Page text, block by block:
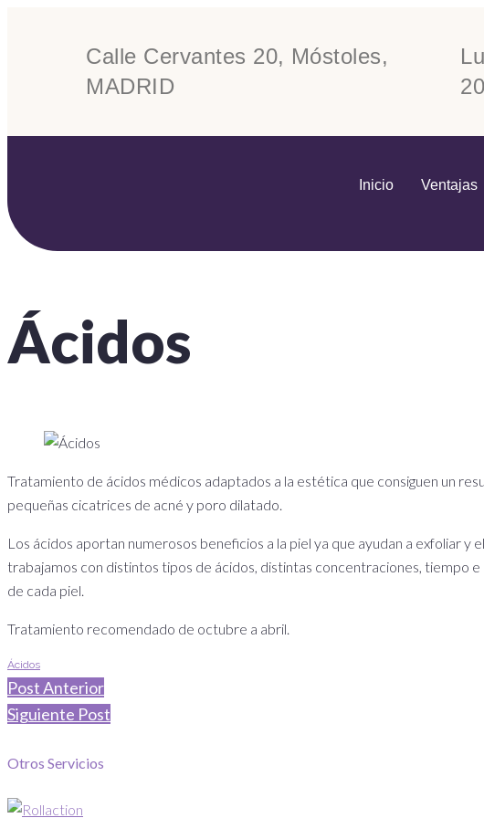
Calle Cervantes 20, Móstoles,
MADRID
Inicio Ventajas
Ácidos
Tratamiento de ácidos médicos adaptados a la estética que consiguen un
pequeñas cicatrices de acné y poro dilatado.
Los ácidos aportan numerosos beneficios a la piel ya que ayudan a exfoliar
trabajamos con distintos tipos de ácidos, distintas concentraciones, tiempo
de cada piel.
Tratamiento recomendado de octubre a abril.
Ácidos
Post Anterior
Siguiente Post
Otros Servicios